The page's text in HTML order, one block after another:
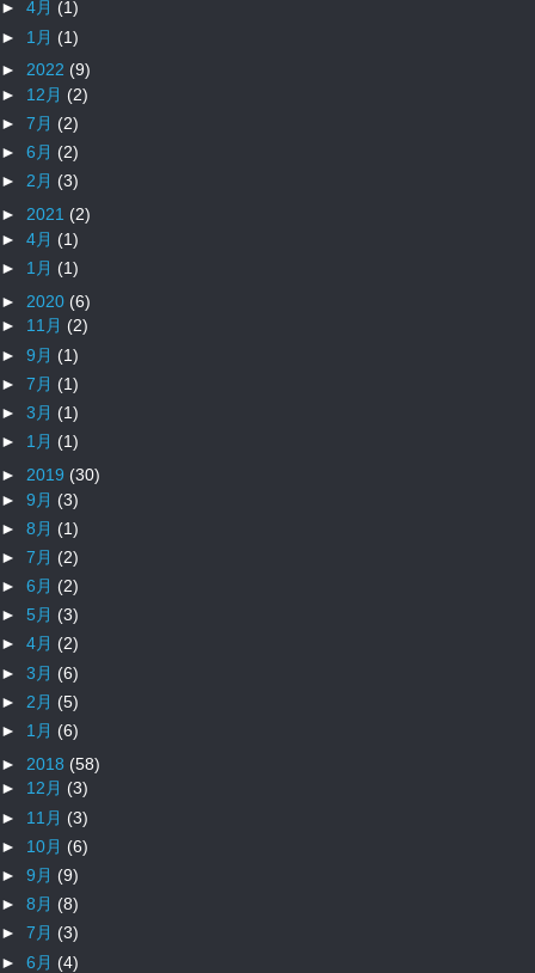
► 4月 (1)
► 1月 (1)
► 2022 (9)
► 12月 (2)
► 7月 (2)
► 6月 (2)
► 2月 (3)
► 2021 (2)
► 4月 (1)
► 1月 (1)
► 2020 (6)
► 11月 (2)
► 9月 (1)
► 7月 (1)
► 3月 (1)
► 1月 (1)
► 2019 (30)
► 9月 (3)
► 8月 (1)
► 7月 (2)
► 6月 (2)
► 5月 (3)
► 4月 (2)
► 3月 (6)
► 2月 (5)
► 1月 (6)
► 2018 (58)
► 12月 (3)
► 11月 (3)
► 10月 (6)
► 9月 (9)
► 8月 (8)
► 7月 (3)
► 6月 (4)